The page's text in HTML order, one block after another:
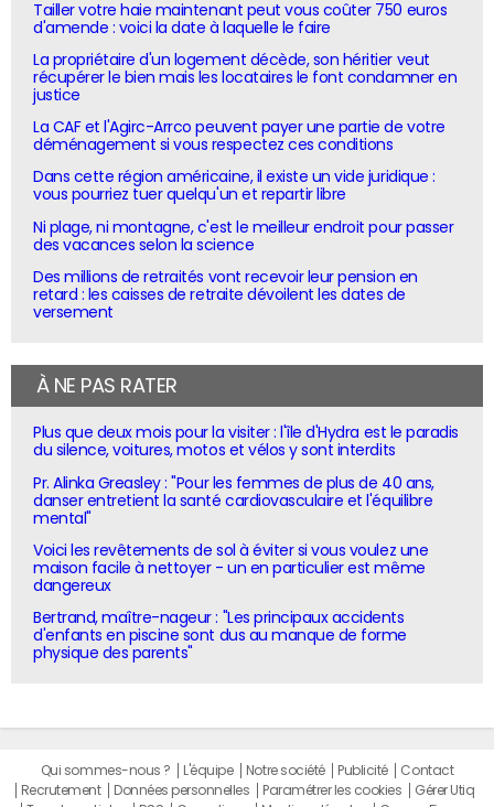
Tailler votre haie maintenant peut vous coûter 750 euros
d'amende : voici la date à laquelle le faire
La propriétaire d'un logement décède, son héritier veut
récupérer le bien mais les locataires le font condamner en
justice
La CAF et l'Agirc-Arrco peuvent payer une partie de votre
déménagement si vous respectez ces conditions
Dans cette région américaine, il existe un vide juridique :
vous pourriez tuer quelqu'un et repartir libre
Ni plage, ni montagne, c'est le meilleur endroit pour passer
des vacances selon la science
Des millions de retraités vont recevoir leur pension en
retard : les caisses de retraite dévoilent les dates de
versement
À NE PAS RATER
Plus que deux mois pour la visiter : l'île d'Hydra est le paradis
du silence, voitures, motos et vélos y sont interdits
Pr. Alinka Greasley : "Pour les femmes de plus de 40 ans,
danser entretient la santé cardiovasculaire et l'équilibre
mental"
Voici les revêtements de sol à éviter si vous voulez une
maison facile à nettoyer - un en particulier est même
dangereux
Bertrand, maître-nageur : "Les principaux accidents
d'enfants en piscine sont dus au manque de forme
physique des parents"
Qui sommes-nous ? L'équipe Notre société Publicité
Contact
Recrutement
Données personnelles Paramétrer les cookies
Gérer Utiq